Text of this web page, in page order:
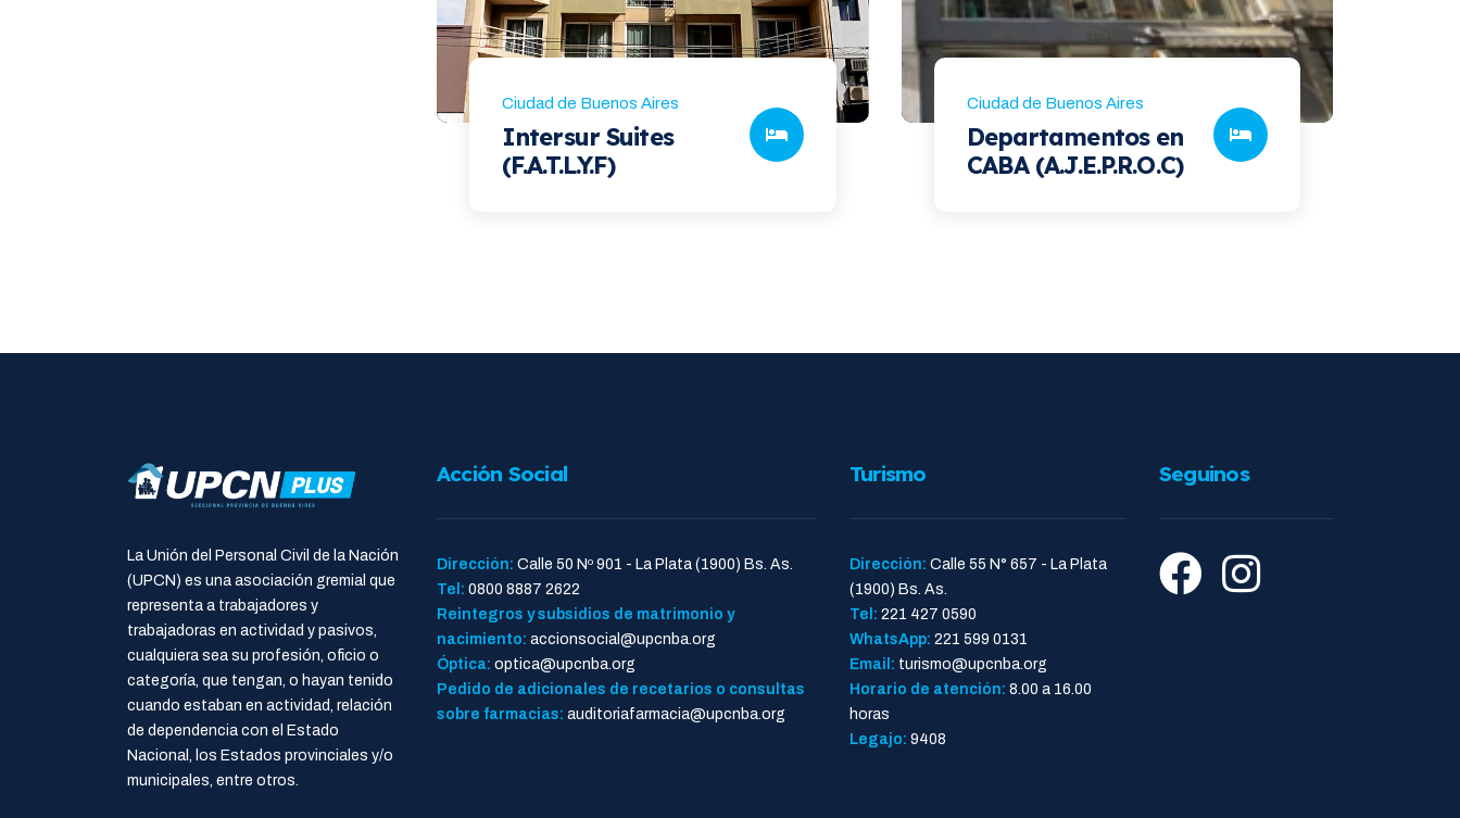
Ciudad de Buenos Aires
Intersur Suites
(F.A.T.L.Y.F)
Ciudad de Buenos Aires
Departamentos en
CABA (A.J.E.P.R.O.C)
La Unión del Personal Civil de la Nación
(UPCN) es una asociación gremial que
representa a trabajadores y
trabajadoras en actividad y pasivos,
cualquiera sea su profesión, oficio o
categoría, que tengan, o hayan tenido
cuando estaban en actividad, relación
de dependencia con el Estado
Nacional, los Estados provinciales y/o
municipales, entre otros.
Acción Social
Dirección: Calle 50 Nº 901 - La Plata (1900) Bs. As.
Tel: 0800 8887 2622
Reintegros y subsidios de matrimonio y
nacimiento: accionsocial@upcnba.org
Óptica: optica@upcnba.org
Pedido de adicionales de recetarios o consultas
sobre farmacias: auditoriafarmacia@upcnba.org
Turismo
Dirección: Calle 55 N° 657 - La Plata
(1900) Bs. As.
Tel: 221 427 0590
WhatsApp: 221 599 0131
Email: turismo@upcnba.org
Horario de atención: 8.00 a 16.00
horas
Legajo: 9408
Seguinos